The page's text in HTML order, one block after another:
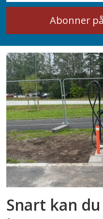
Snart kan